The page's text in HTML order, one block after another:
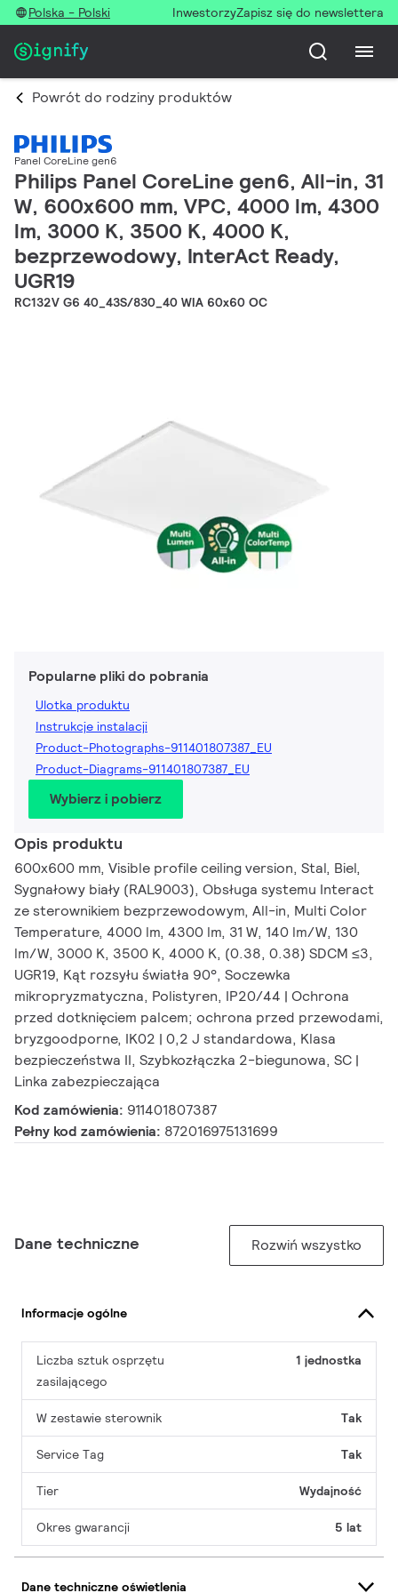
Polska - Polski InwestorzyZapisz się do newslettera
Powrót do rodziny produktów
Panel CoreLine gen6
Philips Panel CoreLine gen6, All-in, 31
W, 600x600 mm, VPC, 4000 lm, 4300
lm, 3000 K, 3500 K, 4000 K,
bezprzewodowy, InterAct Ready,
UGR19
RC132V G6 40_43S/830_40 WIA 60x60 OC
Popularne pliki do pobrania
Ulotka produktu
Instrukcje instalacji
Product-Photographs-911401807387_EU
Product-Diagrams-911401807387_EU
Wybierz i pobierz
Opis produktu
600x600 mm, Visible profile ceiling version, Stal, Biel,
Sygnałowy biały (RAL9003), Obsługa systemu Interact
ze sterownikiem bezprzewodowym, All-in, Multi Color
Temperature, 4000 lm, 4300 lm, 31 W, 140 lm/W, 130
lm/W, 3000 K, 3500 K, 4000 K, (0.38, 0.38) SDCM ≤3,
UGR19, Kąt rozsyłu światła 90°, Soczewka
mikropryzmatyczna, Polistyren, IP20/44 | Ochrona
przed dotknięciem palcem; ochrona przed przewodami,
bryzgoodporne, IK02 | 0,2 J standardowa, Klasa
bezpieczeństwa II, Szybkozłączka 2-biegunowa, SC |
Linka zabezpieczająca
Kod zamówienia: 911401807387
Pełny kod zamówienia: 872016975131699
Dane techniczne Rozwiń wszystko
Informacje ogólne
Liczba sztuk osprzętu
zasilającego
1 jednostka
W zestawie sterownik Tak
Service Tag Tak
Tier Wydajność
Okres gwarancji 5 lat
Dane techniczne oświetlenia